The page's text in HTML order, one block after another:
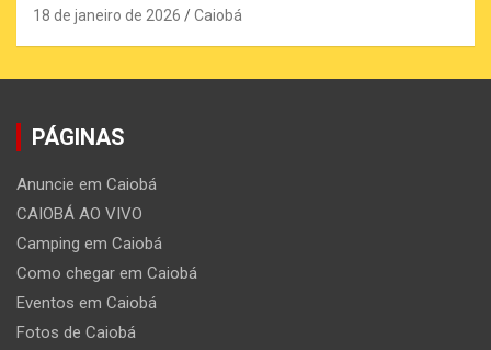
18 de janeiro de 2026 Caiobá
PÁGINAS
Anuncie em Caiobá
CAIOBÁ AO VIVO
Camping em Caiobá
Como chegar em Caiobá
Eventos em Caiobá
Fotos de Caiobá